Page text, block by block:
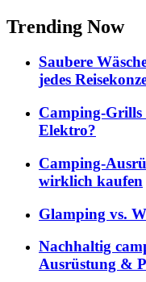
Trending Now
Saubere
jedes
Camping-Grills
Elektro?
Camping-
wirklich kaufen
Glamping vs.
Nachhaltig
Ausrüstung &